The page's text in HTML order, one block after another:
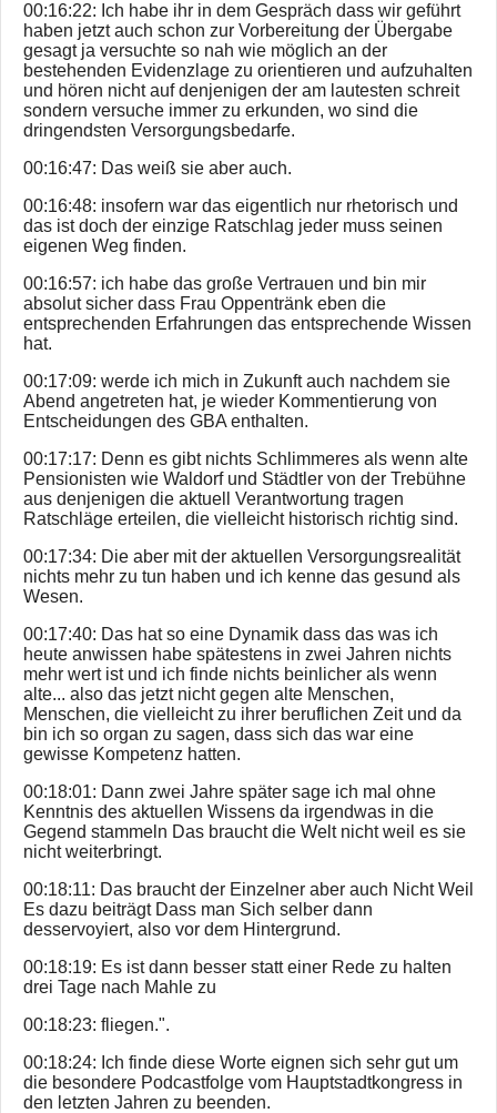
00:16:22: Ich habe ihr in dem Gespräch dass wir geführt
haben jetzt auch schon zur Vorbereitung der Übergabe
gesagt ja versuchte so nah wie möglich an der
bestehenden Evidenzlage zu orientieren und aufzuhalten
und hören nicht auf denjenigen der am lautesten schreit
sondern versuche immer zu erkunden, wo sind die
dringendsten Versorgungsbedarfe.
00:16:47: Das weiß sie aber auch.
00:16:48: insofern war das eigentlich nur rhetorisch und
das ist doch der einzige Ratschlag jeder muss seinen
eigenen Weg finden.
00:16:57: ich habe das große Vertrauen und bin mir
absolut sicher dass Frau Oppentränk eben die
entsprechenden Erfahrungen das entsprechende Wissen
hat.
00:17:09: werde ich mich in Zukunft auch nachdem sie
Abend angetreten hat, je wieder Kommentierung von
Entscheidungen des GBA enthalten.
00:17:17: Denn es gibt nichts Schlimmeres als wenn alte
Pensionisten wie Waldorf und Städtler von der Trebühne
aus denjenigen die aktuell Verantwortung tragen
Ratschläge erteilen, die vielleicht historisch richtig sind.
00:17:34: Die aber mit der aktuellen Versorgungsrealität
nichts mehr zu tun haben und ich kenne das gesund als
Wesen.
00:17:40: Das hat so eine Dynamik dass das was ich
heute anwissen habe spätestens in zwei Jahren nichts
mehr wert ist und ich finde nichts beinlicher als wenn
alte... also das jetzt nicht gegen alte Menschen,
Menschen, die vielleicht zu ihrer beruflichen Zeit und da
bin ich so organ zu sagen, dass sich das war eine
gewisse Kompetenz hatten.
00:18:01: Dann zwei Jahre später sage ich mal ohne
Kenntnis des aktuellen Wissens da irgendwas in die
Gegend stammeln Das braucht die Welt nicht weil es sie
nicht weiterbringt.
00:18:11: Das braucht der Einzelner aber auch Nicht Weil
Es dazu beiträgt Dass man Sich selber dann
desservoyiert, also vor dem Hintergrund.
00:18:19: Es ist dann besser statt einer Rede zu halten
drei Tage nach Mahle zu
00:18:23: fliegen.".
00:18:24: Ich finde diese Worte eignen sich sehr gut um
die besondere Podcastfolge vom Hauptstadtkongress in
den letzten Jahren zu beenden.